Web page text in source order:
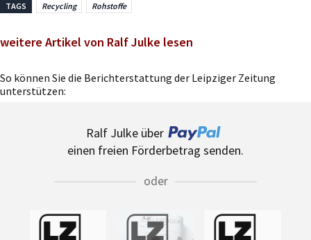
TAGS Recycling Rohstoffe
weitere Artikel von Ralf Julke lesen
So können Sie die Berichterstattung der Leipziger Zeitung
unterstützen:
Ralf Julke über
einen freien Förderbetrag senden.
oder